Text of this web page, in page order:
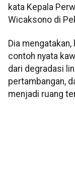
kata Kepala
Wicaksono di
Dia
contoh nyata
dari degradasi
pertambangan,
menjadi ruang